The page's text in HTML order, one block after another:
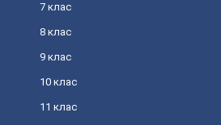
7 клас
8 клас
9 клас
10 клас
11 клас